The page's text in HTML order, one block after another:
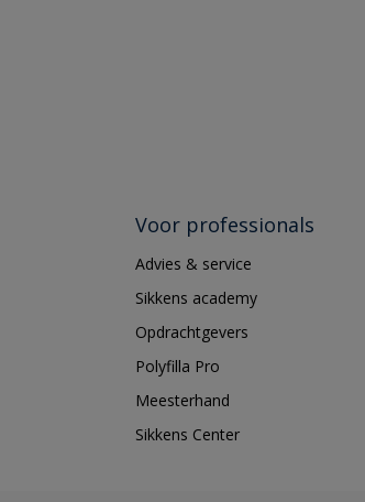
Voor professionals
Advies & service
Sikkens academy
Opdrachtgevers
Polyfilla Pro
Meesterhand
Sikkens Center